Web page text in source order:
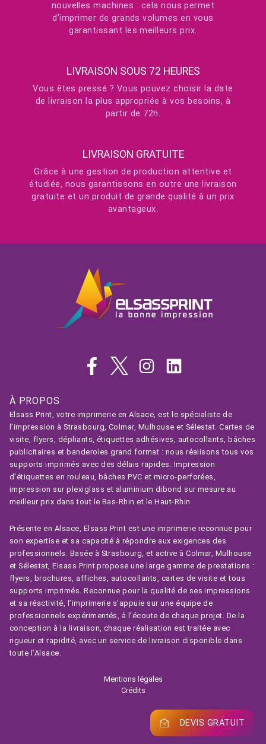
DEVIS GRATUIT
nouvelles machines : cela nous permet
d’imprimer de grands volumes en vous
garantissant les meilleurs prix.
LIVRAISON SOUS 72 HEURES
Vous êtes pressé ? Vous pouvez choisir la date
de livraison la plus appropriée à vos besoins, à
partir de 72h.
LIVRAISON GRATUITE
Grâce à une gestion de production attentive et
étudiée, nous garantissons en outre une livraison
gratuite et un produit de grande qualité à un prix
avantageux.
À PROPOS
Elsass Print, votre imprimerie en Alsace, est le spécialiste de
l’impression à Strasbourg, Colmar, Mulhouse et Sélestat. Cartes de
visite, flyers, dépliants, étiquettes adhésives, autocollants, bâches
publicitaires et banderoles grand format : nous réalisons tous vos
supports imprimés avec des délais rapides. Impression
d’étiquettes en rouleau, bâches PVC et micro-perforées,
impression sur plexiglass et aluminium dibond sur mesure au
meilleur prix dans tout le Bas-Rhin et le Haut-Rhin.
Présente en Alsace, Elsass Print est une imprimerie reconnue pour
son expertise et sa capacité à répondre aux exigences des
professionnels. Basée à Strasbourg, et active à Colmar, Mulhouse
et Sélestat, Elsass Print propose une large gamme de prestations :
flyers, brochures, affiches, autocollants, cartes de visite et tous
supports imprimés. Reconnue pour la qualité de ses impressions
et sa réactivité, l’imprimerie s’appuie sur une équipe de
professionnels expérimentés, à l’écoute de chaque projet. De la
conception à la livraison, chaque réalisation est traitée avec
rigueur et rapidité, avec un service de livraison disponible dans
toute l’Alsace.
Mentions légales
Crédits